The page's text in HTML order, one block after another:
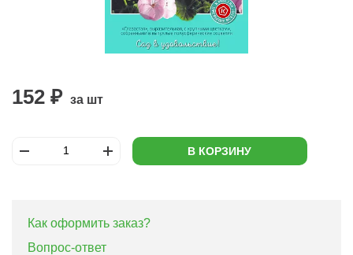
152 ₽ за шт
В КОРЗИНУ
Как оформить заказ?
Вопрос-ответ